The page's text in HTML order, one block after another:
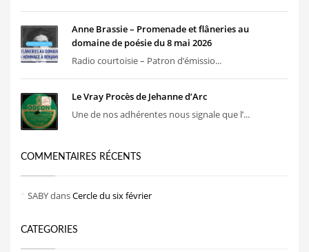
Anne Brassie – Promenade et flâneries au
domaine de poésie du 8 mai 2026
Radio courtoisie – Patron d’émissio...
Le Vray Procès de Jehanne d’Arc
Une de nos adhérentes nous signale que l’...
COMMENTAIRES RÉCENTS
SABYdansCercle du six février
CATEGORIES